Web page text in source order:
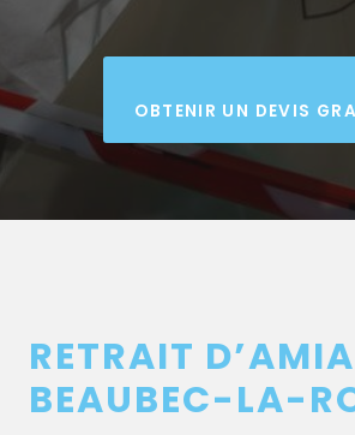
OBTENIR UN DEVIS
RETRAIT
BEAUBEC-LA-